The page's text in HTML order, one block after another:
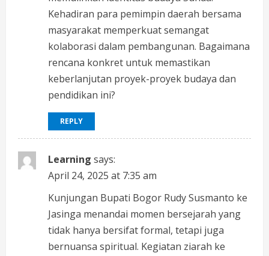
Kehadiran para pemimpin daerah bersama
masyarakat memperkuat semangat
kolaborasi dalam pembangunan. Bagaimana
rencana konkret untuk memastikan
keberlanjutan proyek-proyek budaya dan
pendidikan ini?
REPLY
Learning says:
April 24, 2025 at 7:35 am
Kunjungan Bupati Bogor Rudy Susmanto ke
Jasinga menandai momen bersejarah yang
tidak hanya bersifat formal, tetapi juga
bernuansa spiritual. Kegiatan ziarah ke